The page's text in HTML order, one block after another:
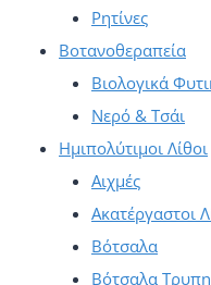
Ρητίνες
Βοτανοθεραπεία
Βιολογικά
Νερό & Τσάι
Ημιπολύτιμοι Λίθοι
Αιχμές
Ακατέργαστοι
Βότσαλα
Βότσαλα